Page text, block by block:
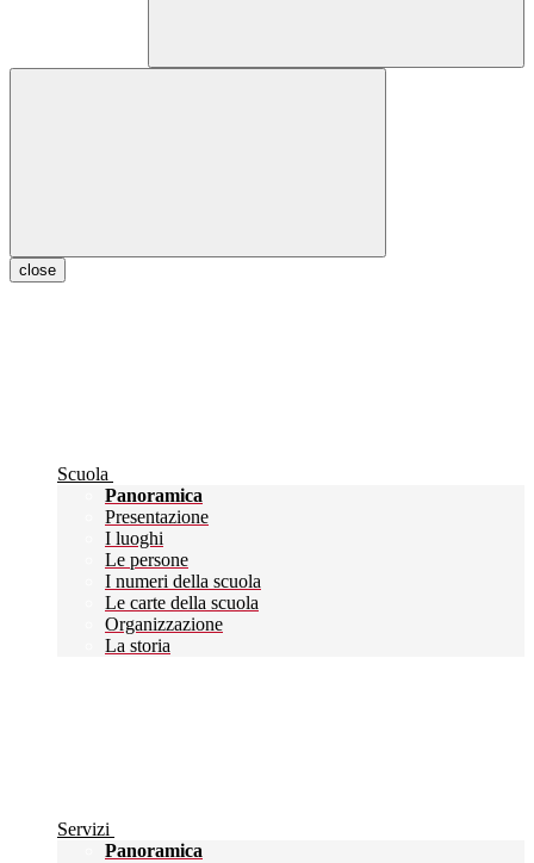
close
Scuola
Panoramica
Presentazione
I luoghi
Le persone
I numeri della scuola
Le carte della scuola
Organizzazione
La storia
Servizi
Panoramica